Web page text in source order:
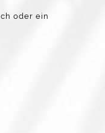
oder ein